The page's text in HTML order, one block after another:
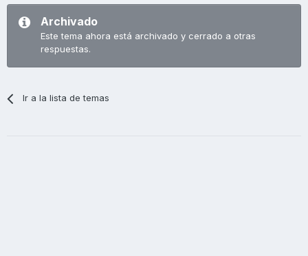
Archivado
Este tema ahora está archivado y cerrado a otras
respuestas.
Ir a la lista de temas